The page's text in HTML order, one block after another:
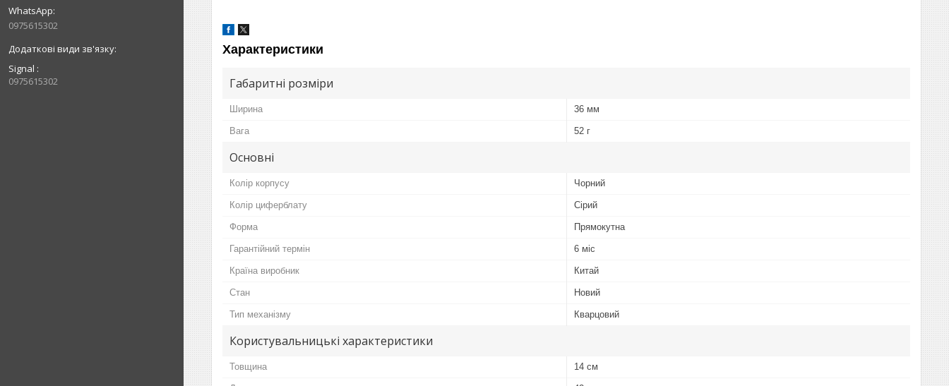
0975615302
Signal
0975615302
Характеристики
Габаритні розміри
Ширина 36 мм
Вага 52 г
Основні
Колір корпусу Чорний
Колір циферблату Сірий
Форма Прямокутна
Гарантійний термін 6 міс
Країна виробник Китай
Стан Новий
Тип механізму Кварцовий
Користувальницькі характеристики
Товщина 14 см